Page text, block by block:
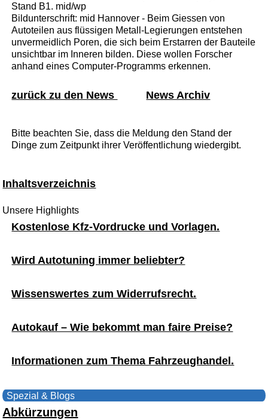
Stand B1. mid/wp
Bildunterschrift: mid Hannover - Beim Giessen von
Autoteilen aus flüssigen Metall-Legierungen entstehen
unvermeidlich Poren, die sich beim Erstarren der Bauteile
unsichtbar im Inneren bilden. Diese wollen Forscher
anhand eines Computer-Programms erkennen.
zurück zu den News News Archiv
Bitte beachten Sie, dass die Meldung den Stand der
Dinge zum Zeitpunkt ihrer Veröffentlichung wiedergibt.
Inhaltsverzeichnis
Unsere Highlights
Kostenlose Kfz-Vordrucke und Vorlagen.
Wird Autotuning immer beliebter?
Wissenswertes zum Widerrufsrecht.
Autokauf – Wie bekommt man faire Preise?
Informationen zum Thema Fahrzeughandel.
Spezial & Blogs
Abkürzungen